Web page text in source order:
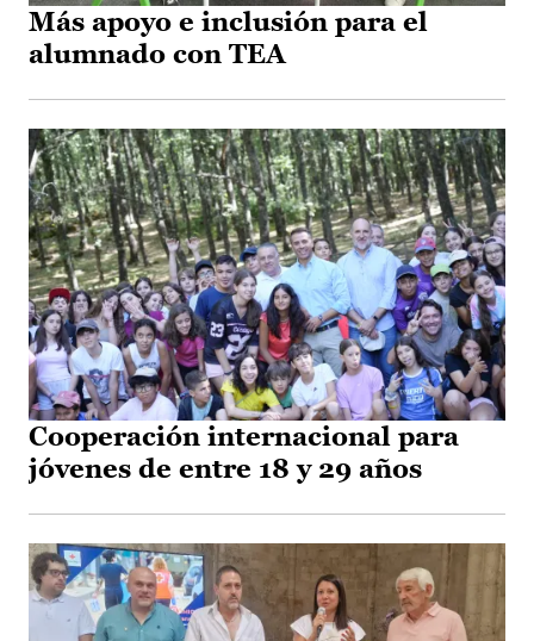
Más apoyo e inclusión para el
alumnado con TEA
Cooperación internacional para
jóvenes de entre 18 y 29 años